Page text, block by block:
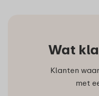
Wat
Klanten
met